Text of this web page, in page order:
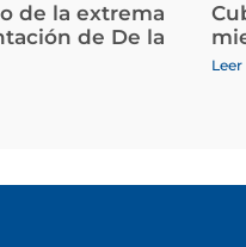
de la extrema
de De la
Leer